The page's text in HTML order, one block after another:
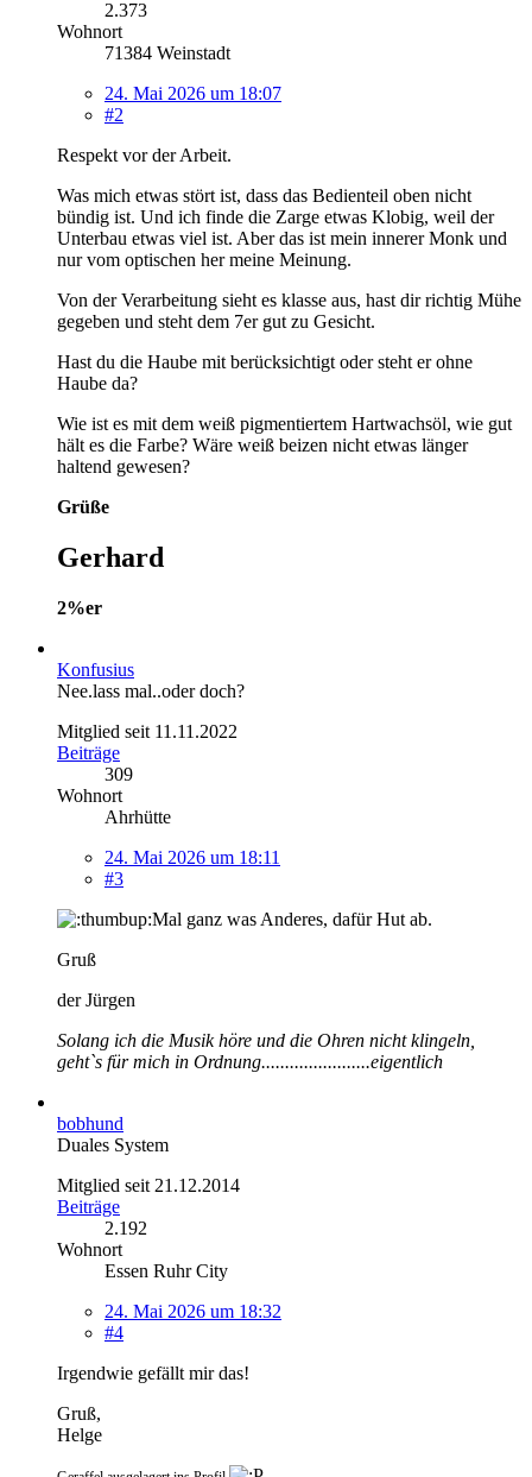
2.373
Wohnort
71384 Weinstadt
24. Mai 2026 um 18:07
#2
Respekt vor der Arbeit.
Was mich etwas stört ist, dass das Bedienteil oben nicht
bündig ist. Und ich finde die Zarge etwas Klobig, weil der
Unterbau etwas viel ist. Aber das ist mein innerer Monk und
nur vom optischen her meine Meinung.
Von der Verarbeitung sieht es klasse aus, hast dir richtig Mühe
gegeben und steht dem 7er gut zu Gesicht.
Hast du die Haube mit berücksichtigt oder steht er ohne
Haube da?
Wie ist es mit dem weiß pigmentiertem Hartwachsöl, wie gut
hält es die Farbe? Wäre weiß beizen nicht etwas länger
haltend gewesen?
Grüße
Gerhard
2%er
Konfusius
Nee.lass mal..oder doch?
Mitglied seit 11.11.2022
Beiträge
309
Wohnort
Ahrhütte
24. Mai 2026 um 18:11
#3
Mal ganz was Anderes, dafür Hut ab.
Gruß
der Jürgen
Solang ich die Musik höre und die Ohren nicht klingeln,
geht`s für mich in Ordnung.......................eigentlich
bobhund
Duales System
Mitglied seit 21.12.2014
Beiträge
2.192
Wohnort
Essen Ruhr City
24. Mai 2026 um 18:32
#4
Irgendwie gefällt mir das!
Gruß,
Helge